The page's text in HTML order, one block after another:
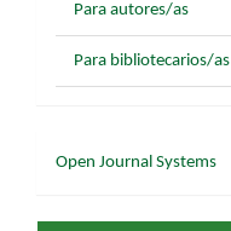
Para autores/as
Para bibliotecarios/as
por
Open Journal Systems